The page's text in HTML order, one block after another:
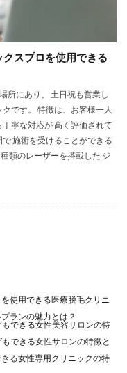
スプロを使用できる
所にあり、 土日祝も営業し
です。 特徴は、お客様一人
寧な対応が 高く評価されて
施術を受けることができる
類のレーザーを搭載した ジ
使用できる医療脱毛クリニ
ランの魅力とは？
できる女性美容サロンの特
できる女性サロンの特徴と
る女性専用クリニックの特